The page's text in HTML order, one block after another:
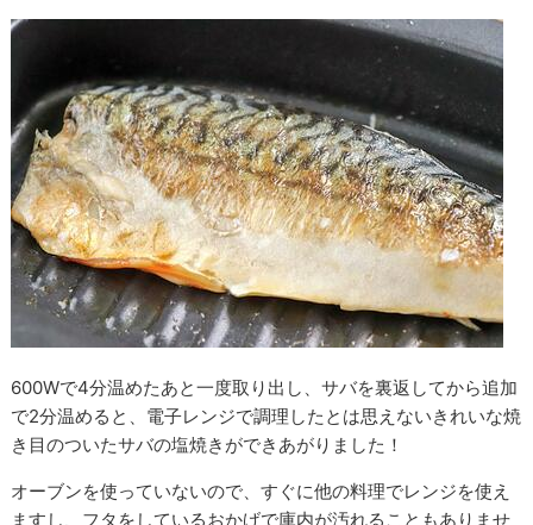
600Wで4分温めたあと一度取り出し、サバを裏返してから追加
で2分温めると、電子レンジで調理したとは思えないきれいな焼
き目のついたサバの塩焼きができあがりました！
オーブンを使っていないので、すぐに他の料理でレンジを使え
ますし、フタをしているおかげで庫内が汚れることもありませ